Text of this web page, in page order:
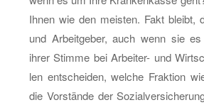
macht
der
Pa­
ti­
en­
Ihnen wie den meis­ten. Fakt bleibt,
und Ar­beit­ge­ber, auch wenn sie
ihrer Stim­me bei Ar­bei­ter- und
len ent­schei­den, wel­che Frak­ti­on
die Vor­stän­de der